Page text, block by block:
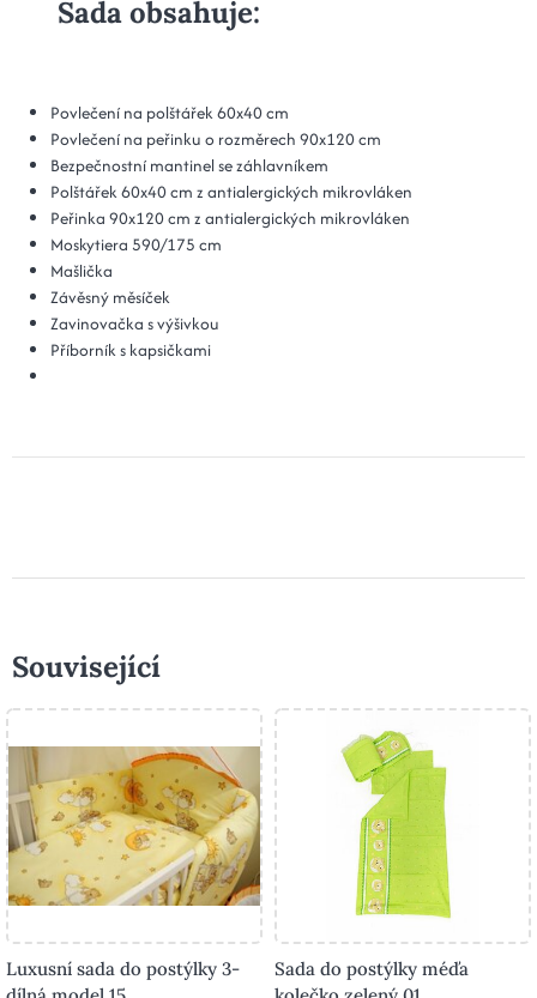
Sada obsahuje:
Povlečení na polštářek 60x40 cm
Povlečení na peřinku o rozměrech 90x120 cm
Bezpečnostní mantinel se záhlavníkem
Polštářek 60x40 cm z antialergických mikrovláken
Peřinka 90x120 cm z antialergických mikrovláken
Moskytiera 590/175 cm
Mašlička
Závěsný měsíček
Zavinovačka s výšivkou
Příborník s kapsičkami
Související
Luxusní sada do postýlky 3-
Sada do postýlky méďa